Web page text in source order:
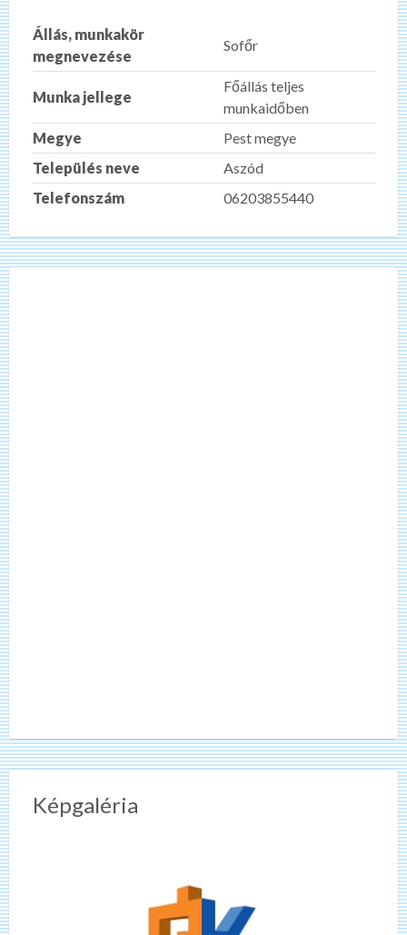
Állás, munkakör
megnevezése
Sofőr
Munka jellege
Főállás teljes
munkaidőben
Megye
Pest megye
Település neve
Aszód
Telefonszám
06203855440
Képgaléria